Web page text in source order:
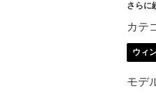
さらに
カテ
ウィ
モデ